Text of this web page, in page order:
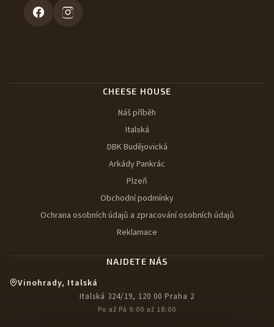
CHEESE HOUSE
Náš příběh
Italská
DBK Budějovická
Arkády Pankrác
Plzeň
Obchodní podmínky
Ochrana osobních údajů a zpracování osobních údajů
Reklamace
NAJDETE NÁS
Vinohrady, Italská
Italská 324/19, 120 00 Praha 2
Po až Pá 9:00 až 18:00